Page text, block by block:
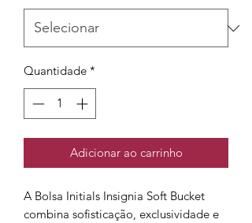
Quantidade *
Adicionar ao carrinho
A Bolsa Initials Insignia Soft Bucket
combina sofisticação, exclusividade e